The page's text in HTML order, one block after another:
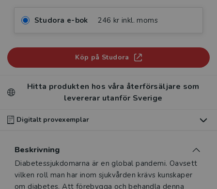
Studora e-bok 246 kr inkl. moms
Köp på Studora
Hitta produkten hos våra återförsäljare som
levererar utanför Sverige
Digitalt provexemplar
digitalt provexemplar av den här produkten
Våra digitala provexemplar tillhandahålls via Studora.se
och ger dig tillgång till boken under 180 dagar. Observera
Beskrivning
Beskrivning
Diabetessjukdomarna är en global pandemi. Oavsett
vilken roll man har inom sjukvården krävs kunskaper
om diabetes. Att förebygga och behandla denna